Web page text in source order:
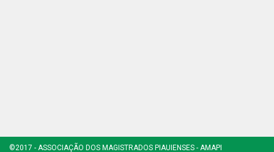
©2017 - ASSOCIAÇÃO DOS MAGISTRADOS PIAUIENSES - AMAPI